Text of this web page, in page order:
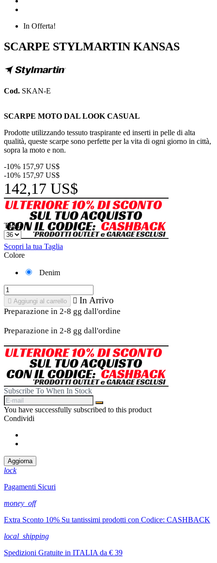
In Offerta!
SCARPE STYLMARTIN KANSAS
Cod. SKAN-E
SCARPE MOTO DAL LOOK CASUAL
Prodotte utilizzando tessuto traspirante ed inserti in pelle di alta
qualità, queste scarpe sono perfette per la vita di ogni giorno in città,
sopra la moto e non.
-10% 157,97 US$
-10% 157,97 US$
142,17 US$
Taglia
Scopri la tua Taglia
Colore
Denim
 Aggiungi al carrello  In Arrivo
Preparazione in 2-8 gg dall'ordine
Preparazione in 2-8 gg dall'ordine
Subscribe To When In Stock
You have successfully subscribed to this product
Condividi
lock
Pagamenti Sicuri
money_off
Extra Sconto 10% Su tantissimi prodotti con Codice: CASHBACK
local_shipping
Spedizioni Gratuite in ITALIA da € 39